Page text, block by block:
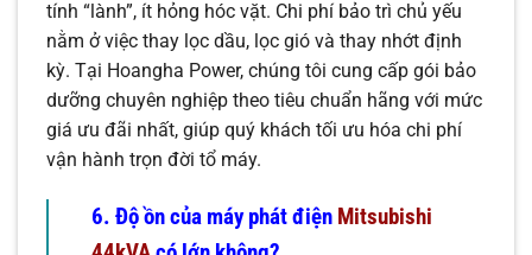
tính “lành”, ít hỏng hóc vặt. Chi phí bảo trì chủ yếu
nằm ở việc thay lọc dầu, lọc gió và thay nhớt định
kỳ. Tại Hoangha Power, chúng tôi cung cấp gói bảo
dưỡng chuyên nghiệp theo tiêu chuẩn hãng với mức
giá ưu đãi nhất, giúp quý khách tối ưu hóa chi phí
vận hành trọn đời tổ máy.
6. Độ ồn của máy phát điện Mitsubishi